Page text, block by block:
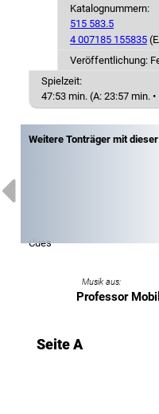
Katalognummern:
515 583.5
4 007185 155835
Veröffentlichung:
Spielzeit:
47:53 min. (A: 23:57 min.
Weitere Tonträger mit
Cues
Musik aus:
Professor
Seite A